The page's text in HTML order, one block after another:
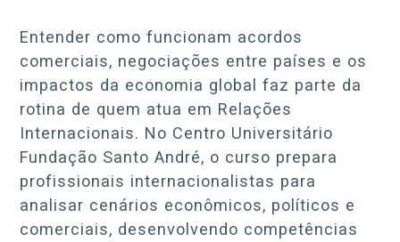
Entender como funcionam acordos
comerciais, negociações entre países e os
impactos da economia global faz parte da
rotina de quem atua em Relações
Internacionais. No Centro Universitário
Fundação Santo André, o curso prepara
profissionais internacionalistas para
analisar cenários econômicos, políticos e
comerciais, desenvolvendo competências